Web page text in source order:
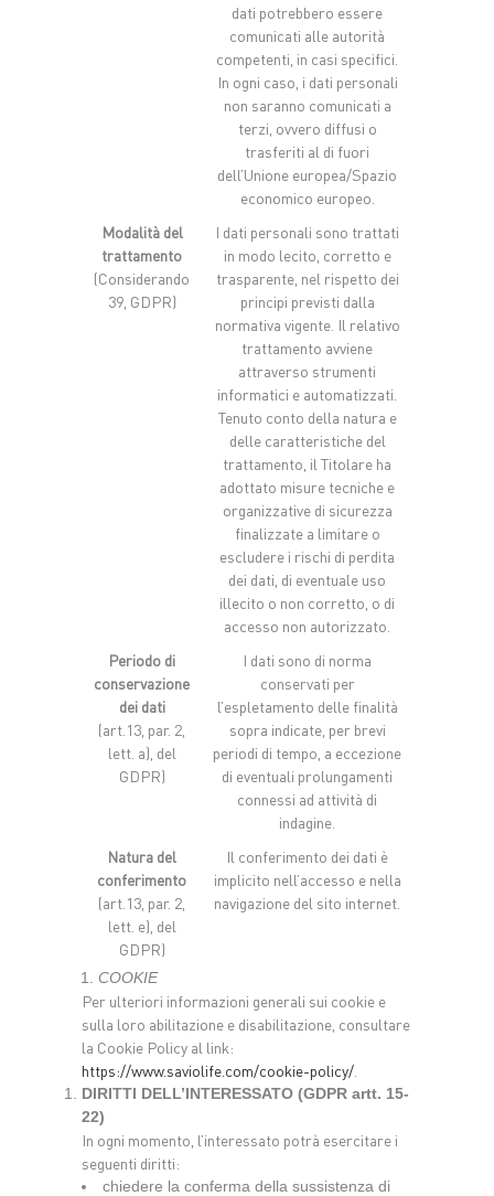
dati potrebbero essere
comunicati alle autorità
competenti, in casi specifici.
In ogni caso, i dati personali
non saranno comunicati a
terzi, ovvero diffusi o
trasferiti al di fuori
dell’Unione europea/Spazio
economico europeo.
Modalità del
trattamento
(Considerando
39, GDPR)
I dati personali sono trattati
in modo lecito, corretto e
trasparente, nel rispetto dei
principi previsti dalla
normativa vigente. Il relativo
trattamento avviene
attraverso strumenti
informatici e automatizzati.
Tenuto conto della natura e
delle caratteristiche del
trattamento, il Titolare ha
adottato misure tecniche e
organizzative di sicurezza
finalizzate a limitare o
escludere i rischi di perdita
dei dati, di eventuale uso
illecito o non corretto, o di
accesso non autorizzato.
Periodo di
conservazione
dei dati
(art.13, par. 2,
lett. a), del
GDPR)
I dati sono di norma
conservati per
l’espletamento delle finalità
sopra indicate, per brevi
periodi di tempo, a eccezione
di eventuali prolungamenti
connessi ad attività di
indagine.
Natura del
conferimento
(art.13, par. 2,
lett. e), del
GDPR)
Il conferimento dei dati è
implicito nell’accesso e nella
navigazione del sito internet.
COOKIE
Per ulteriori informazioni generali sui cookie e
sulla loro abilitazione e disabilitazione, consultare
la Cookie Policy al link:
https://www.saviolife.com/cookie-policy/
DIRITTI DELL’INTERESSATO (GDPR artt. 15-
22)
In ogni momento, l’interessato potrà esercitare i
seguenti diritti:
chiedere la conferma della sussistenza di